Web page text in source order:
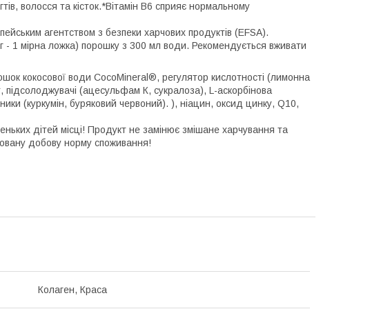
волосся та кісток.*Вітамін В6 сприяє нормальному
агентством з безпеки харчових продуктів (EFSA).
1 мірна ложка) порошку з 300 мл води. Рекомендується вживати
кокосової води CocoMineral®, регулятор кислотності (лимонна
підсолоджувачі (ацесульфам К, сукралоза), L-аскорбінова
(куркумін, буряковий червоний). ), ніацин, оксид цинку, Q10,
дітей місці! Продукт не замінює змішане харчування та
добову норму споживання!
Колаген, Краса